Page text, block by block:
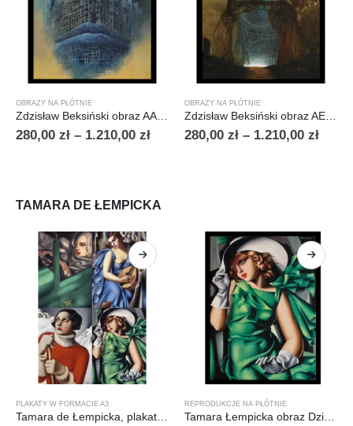
OBRAZY NA PŁÓTNIE
280,00 zł – 1.210,00 zł
OBRAZY NA PŁÓTNIE
280,00 zł – 1.210,00 zł
TAMARA DE ŁEMPICKA
PLAKATY W FORMACIE A3 REPRODUKCJE NA PŁÓTNIE